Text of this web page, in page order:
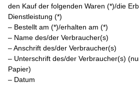
den Kauf der folgenden Waren (*)/die
Dienstleistung (*)
– Bestellt am (*)/erhalten am (*)
– Name des/der Verbraucher(s)
– Anschrift des/der Verbraucher(s)
– Unterschrift des/der Verbraucher(s)
Papier)
– Datum